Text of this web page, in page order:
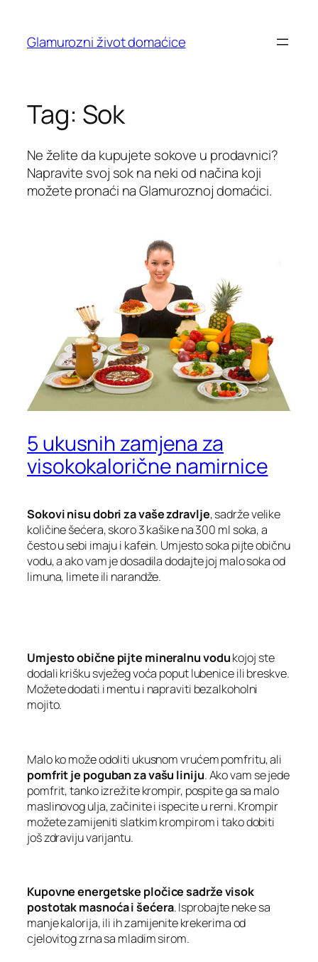
content
Glamurozni život domaćice
Tag: Sok
Ne želite da kupujete sokove u prodavnici?
Napravite svoj sok na neki od načina koji
možete pronaći na Glamuroznoj domaćici.
5 ukusnih zamjena za
visokokalorične namirnice
Sokovi nisu dobri za vaše zdravlje, sadrže velike
količine šećera, skoro 3 kašike na 300 ml soka, a
često u sebi imaju i kafein. Umjesto soka pijte običnu
vodu, a ako vam je dosadila dodajte joj malo soka od
limuna, limete ili narandže.
Umjesto obične pijte mineralnu vodukojoj ste
dodali krišku svježeg voća poput lubenice ili breskve.
Možete dodati i mentu i napraviti bezalkoholni
mojito.
Malo ko može odoliti ukusnom vrućem pomfritu, ali
pomfrit je poguban za vašu liniju. Ako vam se jede
pomfrit, tanko izrežite krompir, pospite ga sa malo
maslinovog ulja, začinite i ispecite u rerni. Krompir
možete zamijeniti slatkim krompirom i tako dobiti
još zdraviju varijantu.
Kupovne energetske pločice sadrže visok
postotak masnoća i šećera. Isprobajte neke sa
manje kalorija, ili ih zamijenite krekerima od
cjelovitog zrna sa mladim sirom.